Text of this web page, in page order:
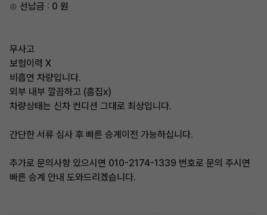
⊙ 선납금 : 0 원
무사고
보험이력 X
비흡연 차량입니다.
외부 내부 깔끔하고 (흠집x)
차량상태는 신차 컨디션 그대로 최상입니다.
간단한 서류 심사 후 빠른 승계이전 가능하십니다.
추가로 문의사항 있으시면 010-2174-1339 번호로 문의 주시면
빠른 승계 안내 도와드리겠습니다.